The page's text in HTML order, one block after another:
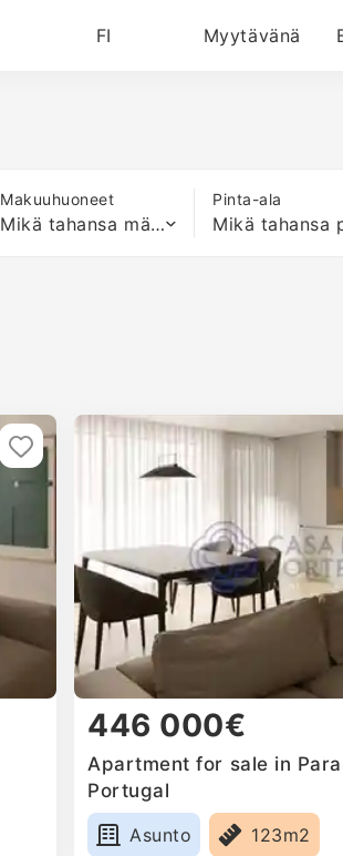
FI Myytävänä
Makuuhuoneet
Mikä tahansa määrä sänkyjä
Pinta-ala
446 000€
Apartment for sale in
Portugal
Asunto
123m2